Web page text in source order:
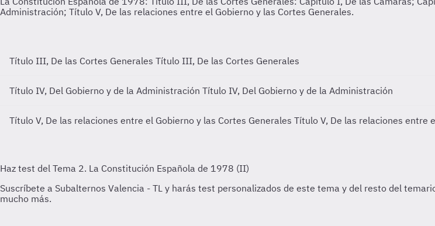
Título III, De las Cortes Generales Título III, De las Cortes Generales
Título IV, Del Gobierno y de la Administración Título IV, Del Gobierno y de la Administración
Título V, De las relaciones entre el Gobierno y las Cortes Generales Título V, De las relaciones entre